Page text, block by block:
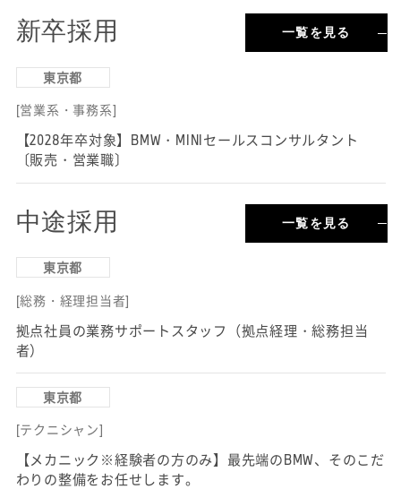
新卒採用 一覧を見る
東京都
[営業系・事務系]
【2028年卒対象】BMW・MINIセールスコンサルタント
〔販売・営業職〕
中途採用 一覧を見る
東京都
[総務・経理担当者]
拠点社員の業務サポートスタッフ（拠点経理・総務担当
者）
東京都
[テクニシャン]
【メカニック※経験者の方のみ】最先端のBMW、そのこだ
わりの整備をお任せします。